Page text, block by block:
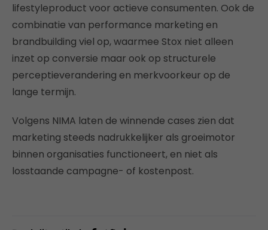
lifestyleproduct voor actieve consumenten. Ook de
combinatie van performance marketing en
brandbuilding viel op, waarmee Stox niet alleen
inzet op conversie maar ook op structurele
perceptieverandering en merkvoorkeur op de
lange termijn.
Volgens NIMA laten de winnende cases zien dat
marketing steeds nadrukkelijker als groeimotor
binnen organisaties functioneert, en niet als
losstaande campagne- of kostenpost.